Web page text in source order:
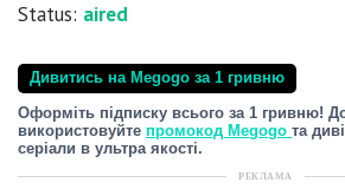
Status: aired
Дивитись на Megogo за 1 гривню
Оформіть підписку всього за 1 гривню!
використовуйте промокод Megogo та
серіали в ультра якості.
РЕКЛАМА